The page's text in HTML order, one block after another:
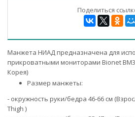
Поделиться
Манжета НИАД предназначена для
прикроватными мониторами Bionet
Корея)
Размер манжеты:
- окружность руки/бедра 46-66 см
Thigh )